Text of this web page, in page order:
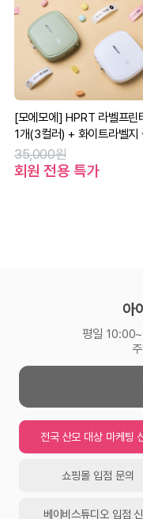
[모에모에] HPRT 라벨프린
1개(3컬러) + 화이트라벨지
35,000원
회원 전용 특가
아
평일
전국 산모 대상 마케팅
쇼핑몰 입점 문의
베이비스튜디오 입점